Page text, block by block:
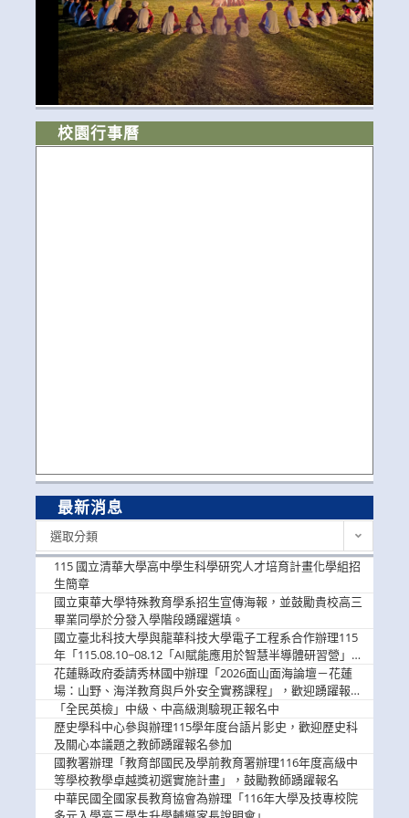
校園行事曆
最新消息
選取分類
115 國立清華大學高中學生科學研究人才培育計畫化學組招
生簡章
國立東華大學特殊教育學系招生宣傳海報，並鼓勵貴校高三
畢業同學於分發入學階段踴躍選填。
國立臺北科技大學與龍華科技大學電子工程系合作辦理115
年「115.08.10~08.12「AI賦能應用於智慧半導體研習營」，
歡迎學生踴躍報名參加
花蓮縣政府委請秀林國中辦理「2026面山面海論壇－花蓮
場：山野、海洋教育與戶外安全實務課程」，歡迎踴躍報名
參加
「全民英檢」中級、中高級測驗現正報名中
歷史學科中心參與辦理115學年度台語片影史，歡迎歷史科
及關心本議題之教師踴躍報名參加
國教署辦理「教育部國民及學前教育署辦理116年度高級中
等學校教學卓越獎初選實施計畫」，鼓勵教師踴躍報名
中華民國全國家長教育協會為辦理「116年大學及技專校院